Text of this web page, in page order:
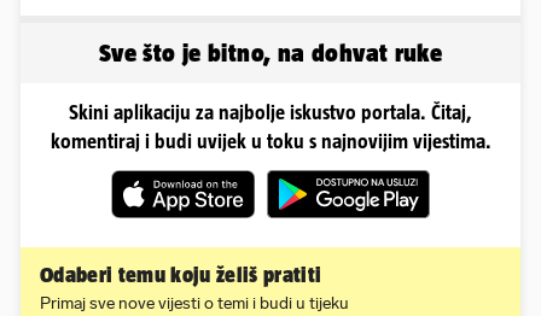
Sve što je bitno, na dohvat ruke
Skini aplikaciju za najbolje iskustvo portala. Čitaj,
komentiraj i budi uvijek u toku s najnovijim vijestima.
Odaberi temu koju želiš pratiti
Primaj sve nove vijesti o temi i budi u tijeku